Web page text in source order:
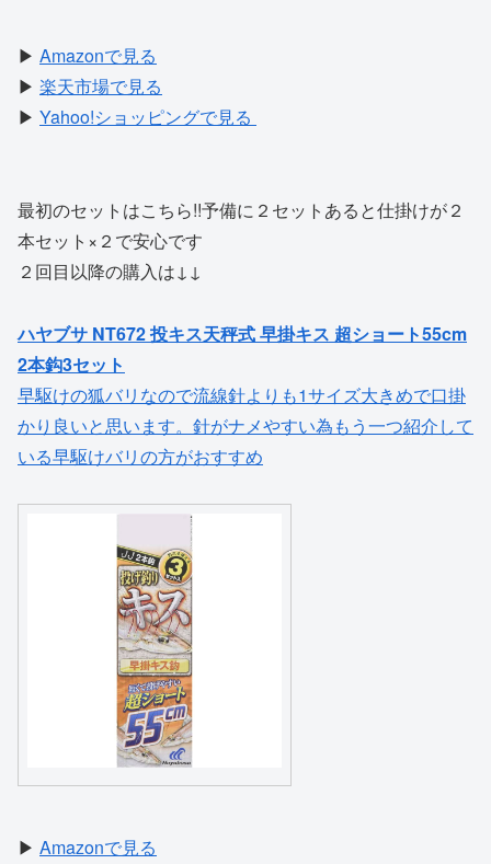
▶ Amazonで見る
▶ 楽天市場で見る
▶ Yahoo!ショッピングで見る
最初のセットはこちら!!予備に２セットあると仕掛けが２
本セット×２で安心です
２回目以降の購入は↓↓
ハヤブサ NT672 投キス天秤式 早掛キス 超ショート55cm
2本鈎3セット
早駆けの狐バリなので流線針よりも1サイズ大きめで口掛
かり良いと思います。針がナメやすい為もう一つ紹介して
いる早駆けバリの方がおすすめ
▶ Amazonで見る